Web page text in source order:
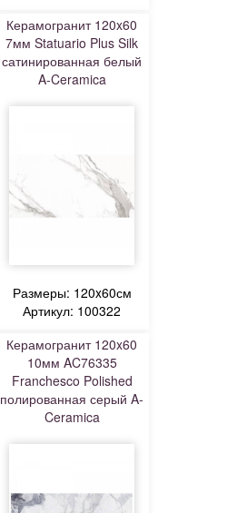
Керамогранит 120x60
7мм Statuario Plus Silk
сатинированная белый
A-Ceramica
Размеры: 120x60см
Артикул: 100322
Керамогранит 120x60
10мм AC76335
Franchesco Polished
полированная серый A-
Ceramica